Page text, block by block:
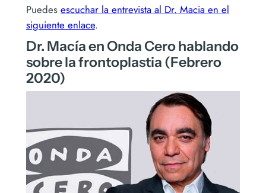
Puedes escuchar la entrevista al Dr. Macia en el
siguiente enlace.
Dr. Macía en Onda Cero hablando
sobre la frontoplastia (Febrero
2020)